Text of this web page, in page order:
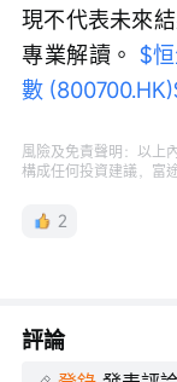
現不代表未來
專業解讀。 $
數
風險及免責聲明：以上
構成任何投資建議，富
2
評論